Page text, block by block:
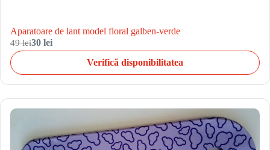
Aparatoare de lant model floral galben-verde
49 lei30 lei
Verifică disponibilitatea